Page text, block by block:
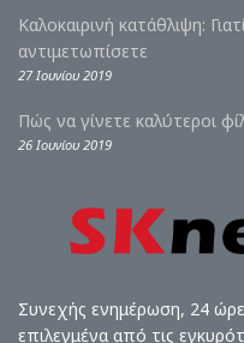
Καλοκαιρινή κατάθλιψη:
αντιμετωπίσετε
27 Ιουνίου 2019
Πώς να γίνετε καλύτεροι
26 Ιουνίου 2019
Συνεχής ενημέρωση, 24
επιλεγμένα από τις